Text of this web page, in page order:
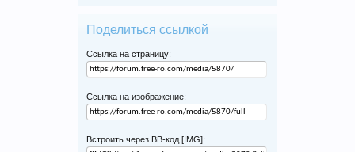
Поделиться ссылкой
Ссылка на страницу:
Ссылка на изображение:
Встроить через BB-код [IMG]: